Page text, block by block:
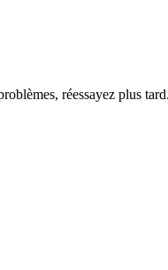
réessayez plus